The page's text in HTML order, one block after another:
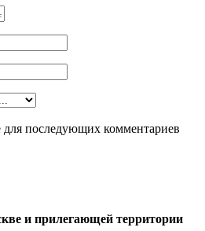
последующих комментариев
и прилегающей территории